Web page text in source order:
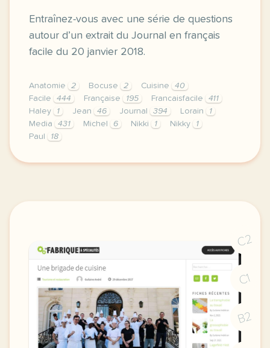
Entraînez-vous avec une série de questions
autour d’un extrait du Journal en français
facile du 20 janvier 2018.
Anatomie 2 Bocuse 2 Cuisine
40
Facile
444 Française 195 Francaisfacile
411
Haley
1 Jean 46 Journal 394 Lorain
1
Media
431 Michel 6 Nikki 1 Nikky
1
Paul
18
exercice b1 paul bocuse une etoile de la cuisine
C2
C1
B2